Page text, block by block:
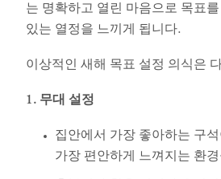
는 명확하고 열린 마음으로 목표
있는 열정을 느끼게 됩니다.
이상적인 새해 목표 설정 의식은
1. 무대 설정
집안에서 가장 좋아하는 구
가장 편안하게 느껴지는 환